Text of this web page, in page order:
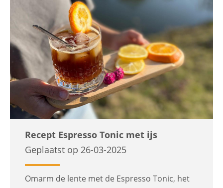
Recept Espresso Tonic met ijs
Geplaatst op 26-03-2025
Omarm de lente met de Espresso Tonic, het